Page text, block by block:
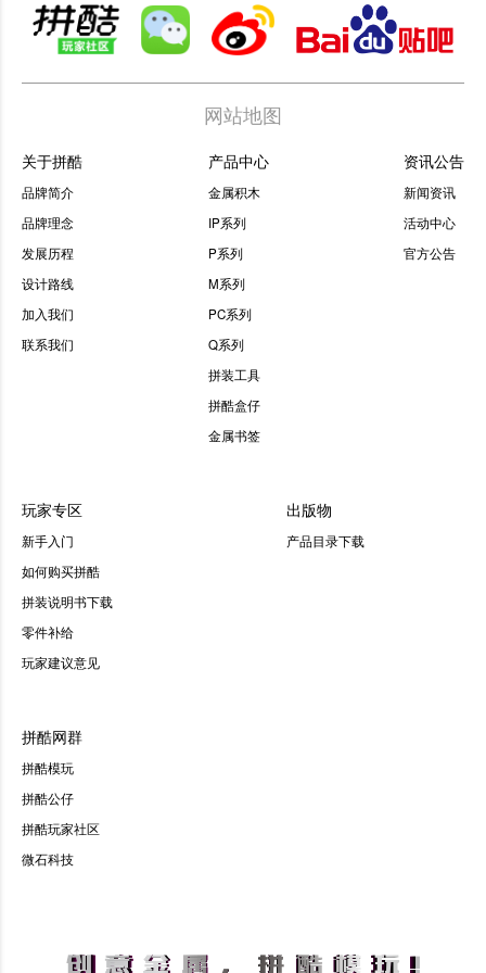
网站地图
关于拼酷
品牌简介
品牌理念
发展历程
设计路线
加入我们
联系我们
产品中心
金属积木
IP系列
P系列
M系列
PC系列
Q系列
拼装工具
拼酷盒仔
金属书签
资讯公告
新闻资讯
活动中心
官方公告
玩家专区
新手入门
如何购买拼酷
拼装说明书下载
零件补给
玩家建议意见
出版物
产品目录下载
拼酷网群
拼酷模玩
拼酷公仔
拼酷玩家社区
微石科技